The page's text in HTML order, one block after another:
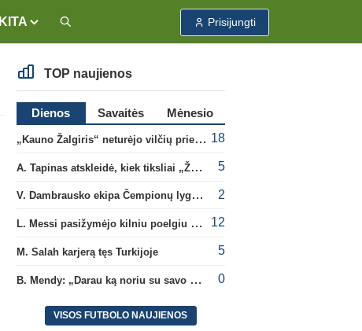
KITA Prisijungti
TOP naujienos
Dienos Savaitės
Mėnesio
„Kauno Žalgiris“ neturėjo vilčių prieš „Dinamo“ 18
A. Tapinas atskleidė, kiek tiksliai „Žalgiris“ jau uždirbo iš UEFA premijų 5
V. Dambrausko ekipa Čempionų lygos atrankoje patyrė skaudžią nesėkmę 2
L. Messi pasižymėjo kilniu poelgiu dėl kilusių gaisrų Madride 12
M. Salah karjerą tęs Turkijoje 5
B. Mendy: „Darau ką noriu su savo pasaulio čempionato titulu“ 0
VISOS FUTBOLO NAUJIENOS